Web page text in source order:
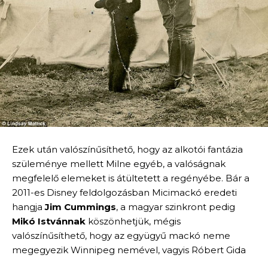
Ezek után valószínűsíthető, hogy az alkotói fantázia
szüleménye mellett Milne egyéb, a valóságnak
megfelelő elemeket is átültetett a regényébe. Bár a
2011-es Disney feldolgozásban Micimackó eredeti
hangjaJim Cummings, a magyar szinkront pedig
Mikó Istvánnak köszönhetjük, mégis
valószínűsíthető, hogy az együgyű mackó neme
megegyezik Winnipeg nemével, vagyis Róbert Gida